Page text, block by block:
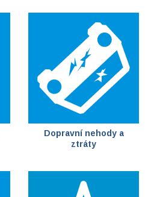
Dopravní nehody a
ztráty